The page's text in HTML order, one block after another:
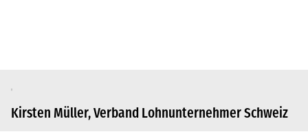
Kirsten Müller, Verband Lohnunternehmer Schweiz